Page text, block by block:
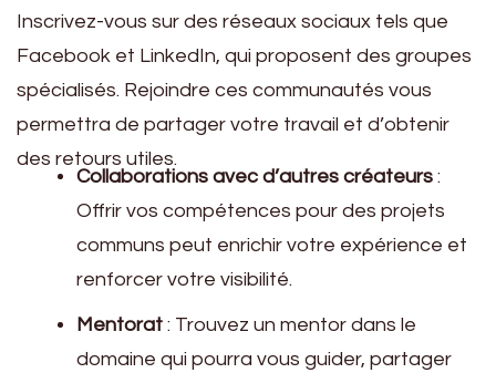
Inscrivez-vous sur des réseaux sociaux tels que
Facebook et LinkedIn, qui proposent des groupes
spécialisés. Rejoindre ces communautés vous
permettra de partager votre travail et d’obtenir
des retours utiles.
Collaborations avec d’autres créateurs :
Offrir vos compétences pour des projets
communs peut enrichir votre expérience et
renforcer votre visibilité.
Mentorat : Trouvez un mentor dans le
domaine qui pourra vous guider, partager